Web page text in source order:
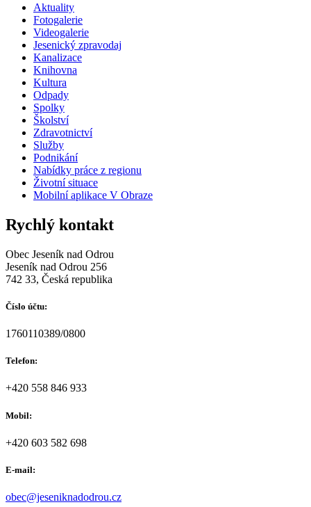
Aktuality
Fotogalerie
Videogalerie
Jesenický zpravodaj
Kanalizace
Knihovna
Kultura
Odpady
Spolky
Školství
Zdravotnictví
Služby
Podnikání
Nabídky práce z regionu
Životní situace
Mobilní aplikace V Obraze
Rychlý kontakt
Obec Jeseník nad Odrou
Jeseník nad Odrou 256
742 33, Česká republika
Číslo účtu:
1760110389/0800
Telefon:
+420 558 846 933
Mobil:
+420 603 582 698
E-mail:
obec@jeseniknadodrou.cz